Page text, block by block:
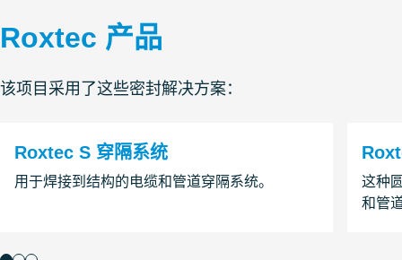
Roxtec 产品
该项目采用了这些密封解决方案：
Roxtec S 穿隔系统
用于焊接到结构的电缆和管道穿隔系统。
这种
和管